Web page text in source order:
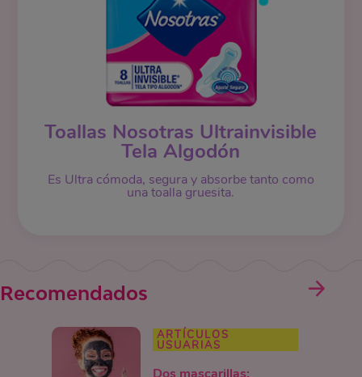
Toallas Nosotras Ultrainvisible
Tela Algodón
Es Ultra cómoda, segura y absorbe tanto como
una toalla gruesita.
Recomendados
ARTÍCULOS
USUARIAS